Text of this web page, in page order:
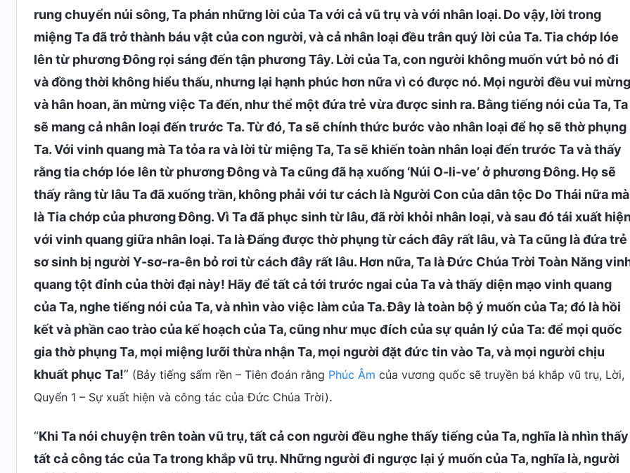
rung chuyển núi sông, Ta phán những lời của Ta với cả vũ trụ và với nhân loại. Do vậy, lời trong
miệng Ta đã trở thành báu vật của con người, và cả nhân loại đều trân quý lời của Ta. Tia chớp lóe
lên từ phương Đông rọi sáng đến tận phương Tây. Lời của Ta, con người không muốn vứt bỏ nó đi
và đồng thời không hiểu thấu, nhưng lại hạnh phúc hơn nữa vì có được nó. Mọi người đều vui mừng
và hân hoan, ăn mừng việc Ta đến, như thể một đứa trẻ vừa được sinh ra. Bằng tiếng nói của Ta, Ta
sẽ mang cả nhân loại đến trước Ta. Từ đó, Ta sẽ chính thức bước vào nhân loại để họ sẽ thờ phụng
Ta. Với vinh quang mà Ta tỏa ra và lời từ miệng Ta, Ta sẽ khiến toàn nhân loại đến trước Ta và thấy
rằng tia chớp lóe lên từ phương Đông và Ta cũng đã hạ xuống ‘Núi O-li-ve’ ở phương Đông. Họ sẽ
thấy rằng từ lâu Ta đã xuống trần, không phải với tư cách là Người Con của dân tộc Do Thái nữa mà
là Tia chớp của phương Đông. Vì Ta đã phục sinh từ lâu, đã rời khỏi nhân loại, và sau đó tái xuất
với vinh quang giữa nhân loại. Ta là Đấng được thờ phụng từ cách đây rất lâu, và Ta cũng là đứa trẻ
sơ sinh bị người Y-sơ-ra-ên bỏ rơi từ cách đây rất lâu. Hơn nữa, Ta là Đức Chúa Trời Toàn Năng
quang tột đỉnh của thời đại này! Hãy để tất cả tới trước ngai của Ta và thấy diện mạo vinh quang
của Ta, nghe tiếng nói của Ta, và nhìn vào việc làm của Ta. Đây là toàn bộ ý muốn của Ta; đó là hồi
kết và phần cao trào của kế hoạch của Ta, cũng như mục đích của sự quản lý của Ta: để mọi quốc
gia thờ phụng Ta, mọi miệng lưỡi thừa nhận Ta, mọi người đặt đức tin vào Ta, và mọi người chịu
khuất phục Ta!” (Bảy tiếng sấm rền – Tiên đoán rằng Phúc Âm của vương quốc sẽ truyền bá khắp vũ trụ, Lời,
Quyển 1 – Sự xuất hiện và công tác của Đức Chúa Trời).
“Khi Ta nói chuyện trên toàn vũ trụ, tất cả con người đều nghe thấy tiếng của Ta, nghĩa là nhìn thấy
tất cả công tác của Ta trong khắp vũ trụ. Những người đi ngược lại ý muốn của Ta, nghĩa là, người